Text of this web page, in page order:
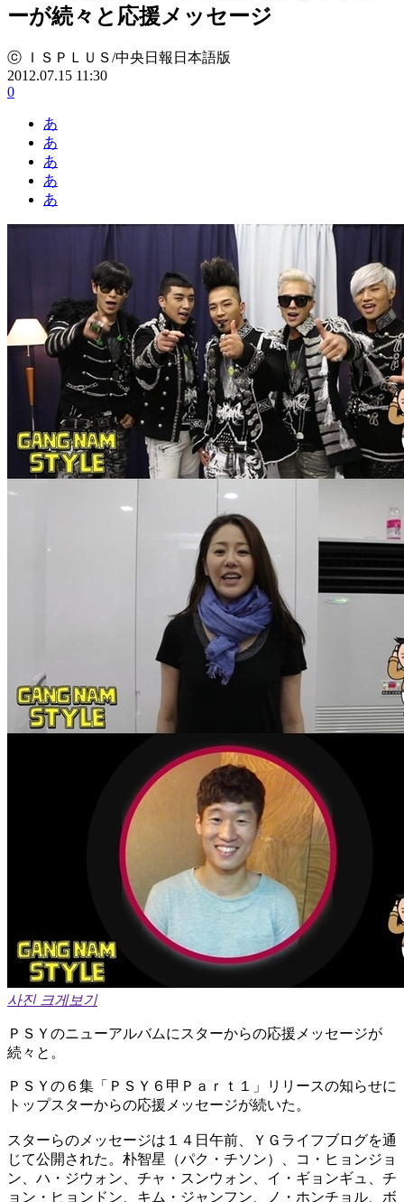
ーが続々と応援メッセージ
ⓒ ＩＳＰＬＵＳ/中央日報日本語版
2012.07.15 11:30
0
あ
あ
あ
あ
あ
사진 크게보기
ＰＳＹのニューアルバムにスターからの応援メッセージが
続々と。
ＰＳＹの６集「ＰＳＹ６甲Ｐａｒｔ１」リリースの知らせに
トップスターからの応援メッセージが続いた。
スターらのメッセージは１４日午前、ＹＧライフブログを通
じて公開された。朴智星（パク・チソン）、コ・ヒョンジョ
ン、ハ・ジウォン、チャ・スンウォン、イ・ギョンギュ、チ
ョン・ヒョンドン、キム・ジャンフン、ノ・ホンチョル、ボ